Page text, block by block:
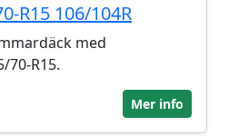
R15 106/104R
med
70-R15.
Mer info